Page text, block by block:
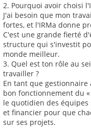
2. Pourquoi avoir choisi
J'ai besoin que mon
fortes, et l'IRMa donne
C'est une grande fierté
structure qui s'investit
monde meilleur.
3. Quel est ton rôle au
travailler ?
En tant que
bon fonctionnement du
le quotidien des
et financier pour que
sur ses projets.